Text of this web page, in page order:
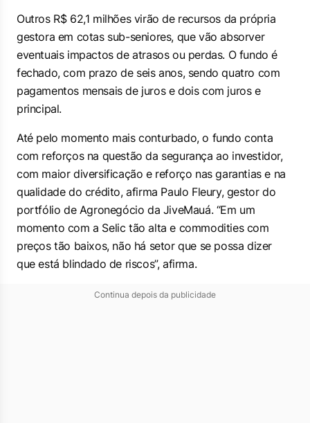
Outros R$ 62,1 milhões virão de recursos da própria
gestora em cotas sub-seniores, que vão absorver
eventuais impactos de atrasos ou perdas. O fundo é
fechado, com prazo de seis anos, sendo quatro com
pagamentos mensais de juros e dois com juros e
principal.
Até pelo momento mais conturbado, o fundo conta
com reforços na questão da segurança ao investidor,
com maior diversificação e reforço nas garantias e na
qualidade do crédito, afirma Paulo Fleury, gestor do
portfólio de Agronegócio da JiveMauá. “Em um
momento com a Selic tão alta e commodities com
preços tão baixos, não há setor que se possa dizer
que está blindado de riscos”, afirma.
Continua depois da publicidade